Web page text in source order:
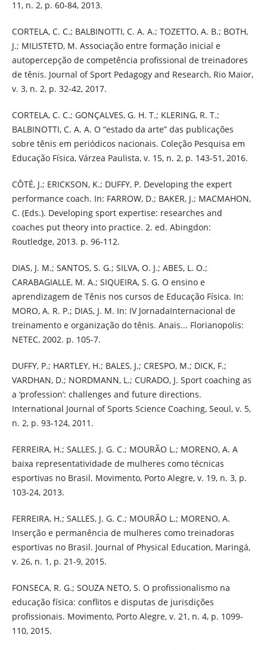
11, n. 2, p. 60-84, 2013.
CORTELA, C. C.; BALBINOTTI, C. A. A.; TOZETTO, A. B.; BOTH,
J.; MILISTETD, M. Associação entre formação inicial e
autopercepção de competência profissional de treinadores
de tênis. Journal of Sport Pedagogy and Research, Rio Maior,
v. 3, n. 2, p. 32-42, 2017.
CORTELA, C. C.; GONÇALVES, G. H. T.; KLERING, R. T.;
BALBINOTTI, C. A. A. O “estado da arte” das publicações
sobre tênis em periódicos nacionais. Coleção Pesquisa em
Educação Física, Várzea Paulista, v. 15, n. 2, p. 143-51, 2016.
CÔTÉ, J.; ERICKSON, K.; DUFFY, P. Developing the expert
performance coach. In: FARROW, D.; BAKER, J.; MACMAHON,
C. (Eds.). Developing sport expertise: researches and
coaches put theory into practice. 2. ed. Abingdon:
Routledge, 2013. p. 96-112.
DIAS, J. M.; SANTOS, S. G.; SILVA, O. J.; ABES, L. O.;
CARABAGIALLE, M. A.; SIQUEIRA, S. G. O ensino e
aprendizagem de Tênis nos cursos de Educação Física. In:
MORO, A. R. P.; DIAS, J. M. In: IV JornadaInternacional de
treinamento e organização do tênis. Anais... Florianopolis:
NETEC, 2002. p. 105-7.
DUFFY, P.; HARTLEY, H.; BALES, J.; CRESPO, M.; DICK, F.;
VARDHAN, D.; NORDMANN, L.; CURADO, J. Sport coaching as
a ‘profession’: challenges and future directions.
International Journal of Sports Science Coaching, Seoul, v. 5,
n. 2, p. 93-124, 2011.
FERREIRA, H.; SALLES, J. G. C.; MOURÃO L.; MORENO, A. A
baixa representatividade de mulheres como técnicas
esportivas no Brasil. Movimento, Porto Alegre, v. 19, n. 3, p.
103-24, 2013.
FERREIRA, H.; SALLES, J. G. C.; MOURÃO L.; MORENO, A.
Inserção e permanência de mulheres como treinadoras
esportivas no Brasil. Journal of Physical Education, Maringá,
v. 26, n. 1, p. 21-9, 2015.
FONSECA, R. G.; SOUZA NETO, S. O profissionalismo na
educação física: conflitos e disputas de jurisdições
profissionais. Movimento, Porto Alegre, v. 21, n. 4, p. 1099-
110, 2015.